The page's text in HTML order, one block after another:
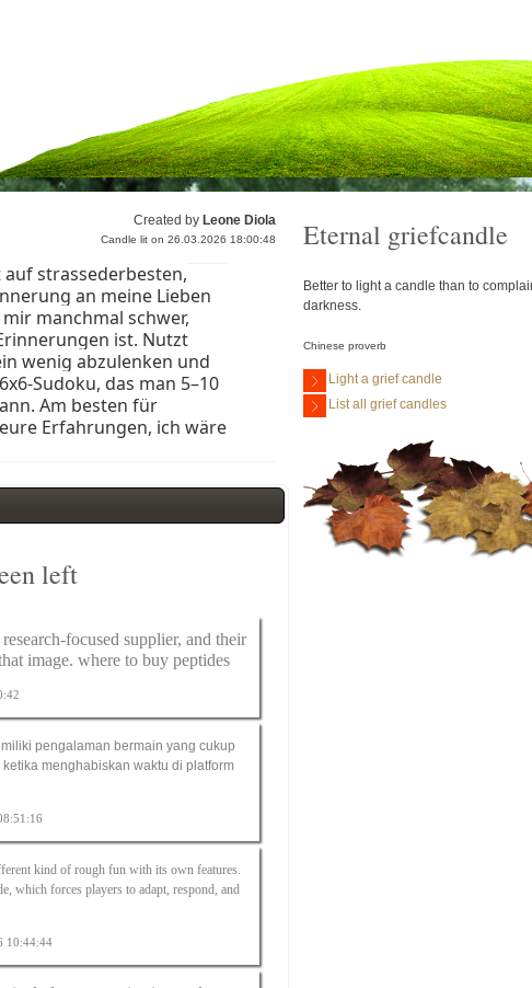
Created by Leone Diola
Candle lit on 26.03.2026 18:00:48
strassederbesten,
an meine Lieben
manchmal schwer,
ist. Nutzt
wenig abzulenken und
Sudoku, das man 5–10
Am besten für
Erfahrungen, ich wäre
left
focused supplier, and their
image.where to buy peptides
pengalaman bermain yang cukup
menghabiskan waktu di platform
kind of rough fun with its own features.
which forces players to adapt, respond, and
10:44:44
Eternal griefcandle
Better to light a candle than to
darkness.
Chinese proverb
Light a grief candle
List all grief candles